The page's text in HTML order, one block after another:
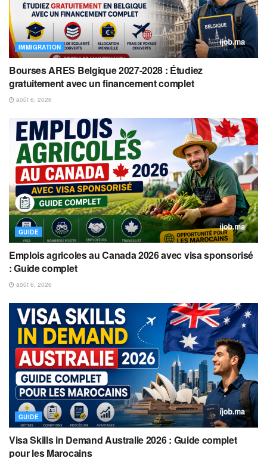
IMMIGRATION
Bourses ARES Belgique 2027-2028 : Étudiez
gratuitement avec un financement complet
août 6, 2026
GUIDE
Emplois agricoles au Canada 2026 avec visa sponsorisé
: Guide complet
août 6, 2026
GUIDE
Visa Skills in Demand Australie 2026 : Guide complet
pour les Marocains